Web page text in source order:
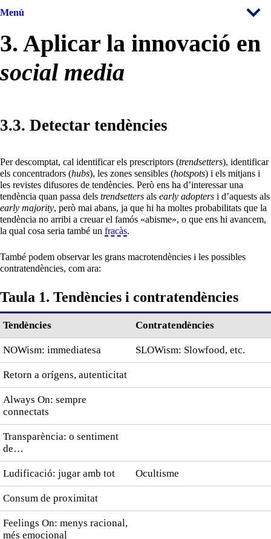
Menú
3. Aplicar la innovació en
social media
3.3. Detectar tendències
Per descomptat, cal identificar els prescriptors (trendsetters), identificar
els concentradors (hubs), les zones sensibles (hotspots) i els mitjans i
les revistes difusores de tendències. Però ens ha d’interessar una
tendència quan passa dels trendsetters als early adopters i d’aquests als
early majority, però mai abans, ja que hi ha moltes probabilitats que la
tendència no arribi a creuar el famós «abisme», o que ens hi avancem,
la qual cosa seria també un fracàs.
També podem observar les grans macrotendències i les possibles
contratendències, com ara:
Taula 1. Tendències i contratendències
Tendències Contratendències
NOWism: immediatesa SLOWism: Slowfood, etc.
Retorn a orígens, autenticitat
Always On: sempre
connectats
Transparència: o sentiment
de…
Ludificació: jugar amb tot Ocultisme
Consum de proximitat
Feelings On: menys racional,
més emocional